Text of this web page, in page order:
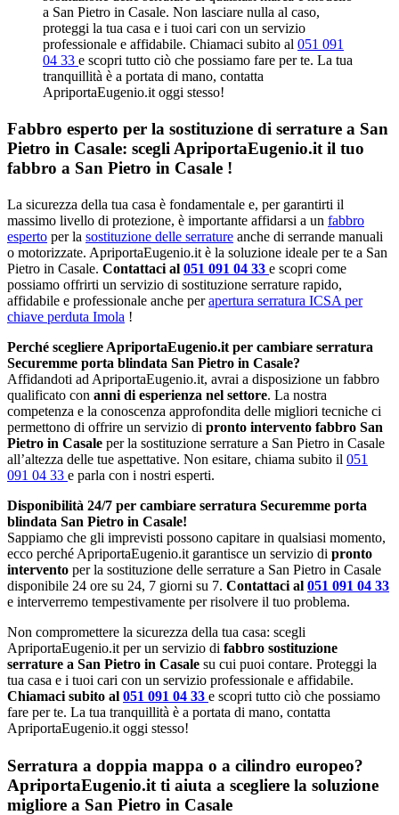
a San Pietro in Casale. Non lasciare nulla al caso,
proteggi la tua casa e i tuoi cari con un servizio
professionale e affidabile. Chiamaci subito al 051 091
04 33 e scopri tutto ciò che possiamo fare per te. La tua
tranquillità è a portata di mano, contatta
ApriportaEugenio.it oggi stesso!
Fabbro esperto per la sostituzione di serrature a San
Pietro in Casale: scegli ApriportaEugenio.it il tuo
fabbro a San Pietro in Casale !
La sicurezza della tua casa è fondamentale e, per garantirti il
massimo livello di protezione, è importante affidarsi a un fabbro
esperto per la sostituzione delle serrature anche di serrande manuali
o motorizzate. ApriportaEugenio.it è la soluzione ideale per te a San
Pietro in Casale. Contattaci al 051 091 04 33 e scopri come
possiamo offrirti un servizio di sostituzione serrature rapido,
affidabile e professionale anche perapertura serratura ICSA per
chiave perduta Imola !
Perché scegliere ApriportaEugenio.it per cambiare serratura
Securemme porta blindata San Pietro in Casale?
Affidandoti ad ApriportaEugenio.it, avrai a disposizione un fabbro
qualificato con anni di esperienza nel settore. La nostra
competenza e la conoscenza approfondita delle migliori tecniche ci
permettono di offrire un servizio di pronto intervento fabbro San
Pietro in Casale per la sostituzione serrature a San Pietro in Casale
all’altezza delle tue aspettative. Non esitare, chiama subito il 051
091 04 33 e parla con i nostri esperti.
Disponibilità 24/7 per cambiare serratura Securemme porta
blindata San Pietro in Casale!
Sappiamo che gli imprevisti possono capitare in qualsiasi momento,
ecco perché ApriportaEugenio.it garantisce un servizio di pronto
intervento per la sostituzione delle serrature a San Pietro in Casale
disponibile 24 ore su 24, 7 giorni su 7. Contattaci al 051 091 04 33
e interverremo tempestivamente per risolvere il tuo problema.
Non compromettere la sicurezza della tua casa: scegli
ApriportaEugenio.it per un servizio di fabbro sostituzione
serrature a San Pietro in Casale su cui puoi contare. Proteggi la
tua casa e i tuoi cari con un servizio professionale e affidabile.
Chiamaci subito al 051 091 04 33 e scopri tutto ciò che possiamo
fare per te. La tua tranquillità è a portata di mano, contatta
ApriportaEugenio.it oggi stesso!
Serratura a doppia mappa o a cilindro europeo?
ApriportaEugenio.it ti aiuta a scegliere la soluzione
migliore a San Pietro in Casale